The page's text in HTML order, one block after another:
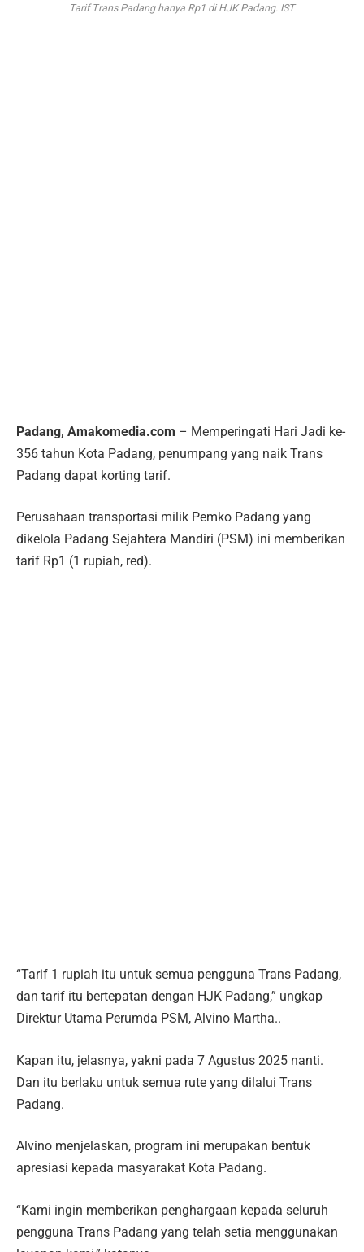
Tarif Trans Padang hanya Rp1 di HJK Padang. IST
Padang, Amakomedia.com – Memperingati Hari Jadi ke-
356 tahun Kota Padang, penumpang yang naik Trans
Padang dapat korting tarif.
Perusahaan transportasi milik Pemko Padang yang
dikelola Padang Sejahtera Mandiri (PSM) ini memberikan
tarif Rp1 (1 rupiah, red).
“Tarif 1 rupiah itu untuk semua pengguna Trans Padang,
dan tarif itu bertepatan dengan HJK Padang,” ungkap
Direktur Utama Perumda PSM, Alvino Martha..
Kapan itu, jelasnya, yakni pada 7 Agustus 2025 nanti.
Dan itu berlaku untuk semua rute yang dilalui Trans
Padang.
Alvino menjelaskan, program ini merupakan bentuk
apresiasi kepada masyarakat Kota Padang.
“Kami ingin memberikan penghargaan kepada seluruh
pengguna Trans Padang yang telah setia menggunakan